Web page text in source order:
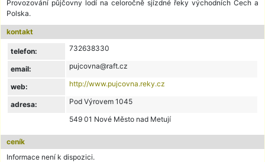
Provozování půjčovny lodí na celoročně sjízdné řeky východních Čech a
Polska.
kontakt
telefon: 732638330
email: pujcovna@raft.cz
web: http://www.pujcovna.reky.cz
adresa:
Pod Výrovem 1045
549 01 Nové Město nad Metují
ceník
Informace není k dispozici.